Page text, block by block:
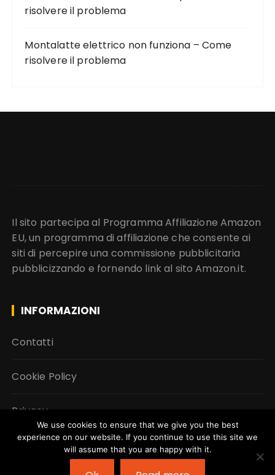
risolvere il problema
Montalatte elettrico non funziona – Come
risolvere il problema
Il sito partecipa al Programma Affiliazione Amazon
EU, un programma di affiliazione che consente ai
siti di percepire una commissione pubblicitaria
pubblicizzando e fornendo link al sito Amazon.it.
INFORMAZIONI
Contatti
Cookie Policy
Privacy
We use cookies to ensure that we give you the best
experience on our website. If you continue to use this site we
will assume that you are happy with it.